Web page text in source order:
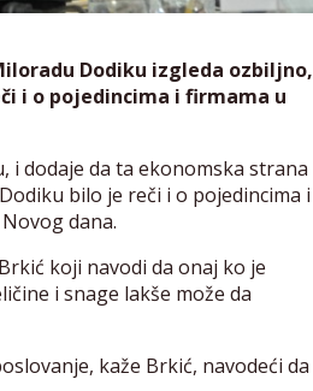
Dodiku izgleda ozbiljno,
i o pojedincima i firmama u
i dodaje da ta ekonomska strana
bilo je reči i o pojedincima i
dana.
koji navodi da onaj ko je
i snage lakše može da
kaže Brkić, navodeći da